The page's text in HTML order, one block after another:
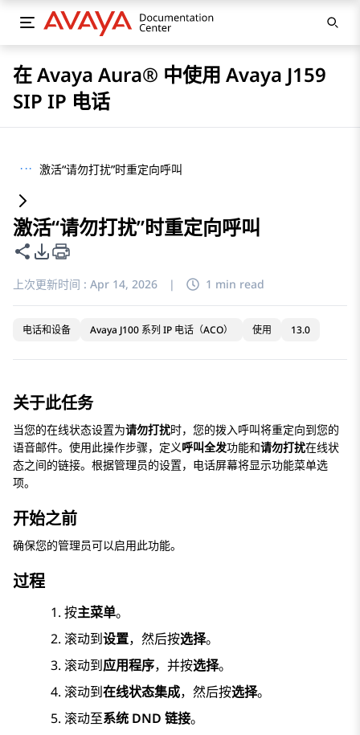
在 Avaya Aura® 中使用 Avaya J159
SIP IP 电话
··· 激活“请勿打扰”时重定向呼叫
激活“请勿打扰”时重定向呼叫
共享此页面
PDF 导出选项
上次更新时间 : Apr 14, 2026 | 1 min read
电话和设备 Avaya J100 系列 IP 电话（ACO） 使用 13.0
关于此任务
当您的在线状态设置为请勿打扰时，您的拨入呼叫将重定向到您的
语音邮件。使用此操作步骤，定义呼叫全发功能和请勿打扰在线状
态之间的链接。根据管理员的设置，电话屏幕将显示功能菜单选
项。
开始之前
确保您的管理员可以启用此功能。
过程
按主菜单。
滚动到设置，然后按选择。
滚动到应用程序，并按选择。
滚动到在线状态集成，然后按选择。
滚动至系统 DND 链接。